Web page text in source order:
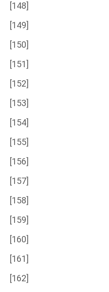
[148]
[149]
[150]
[151]
[152]
[153]
[154]
[155]
[156]
[157]
[158]
[159]
[160]
[161]
[162]